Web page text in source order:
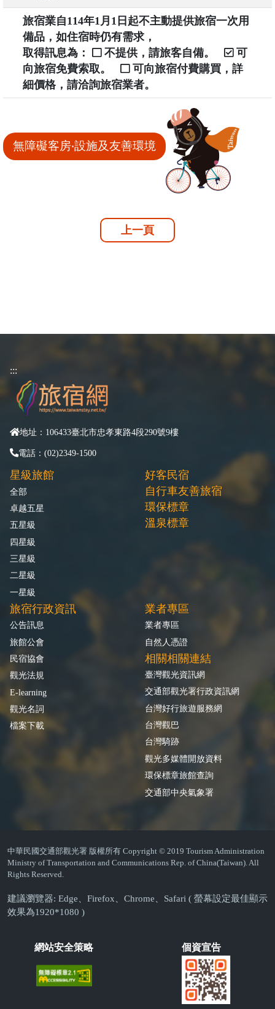
旅宿業自114年1月1日起不主動提供旅宿一次用
備品，如住宿時仍有需求，
取得訊息為：
不提供，請旅客自備。
可
向旅宿免費索取。
可向旅宿付費購買，詳
細價格，請洽詢旅宿業者。
無障礙客房‧設施及友善環境
上一頁
:::
地址：106433臺北市忠孝東路4段290號9樓
電話：(02)2349-1500
星級旅館
全部
卓越五星
五星級
四星級
三星級
二星級
一星級
好客民宿
自行車友善旅宿
環保標章
溫泉標章
旅宿行政資訊
公告訊息
旅館公會
民宿協會
觀光法規
E-learning
觀光名詞
檔案下載
業者專區
業者專區
自然人憑證
相關相關連結
臺灣觀光資訊網
交通部觀光署行政資訊網
台灣好行旅遊服務網
台灣觀巴
台灣騎跡
觀光多媒體開放資料
環保標章旅館查詢
交通部中央氣象署
中華民國交通部觀光署 版權所有 Copyright © 2019 Tourism Administration
Ministry of Transportation and Communications Rep. of China(Taiwan). All
Rights Reserved.
建議瀏覽器: Edge、Firefox、Chrome、Safari ( 螢幕設定最佳顯示
效果為1920*1080 )
網站安全策略 個資宣告